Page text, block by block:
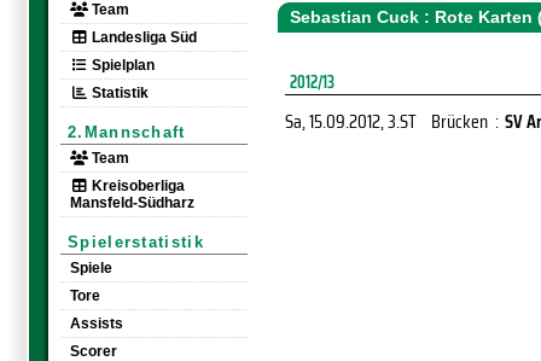
Team
Landesliga Süd
Spielplan
Statistik
2.Mannschaft
Team
Kreisoberliga
Mansfeld-Südharz
Spielerstatistik
Spiele
Tore
Assists
Scorer
Sebastian Cuck : Rote Karten
2012/13
Sa, 15.09.2012, 3.ST Brücken : SV